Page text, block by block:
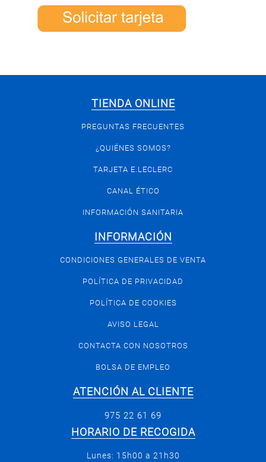
TIENDA ONLINE
PREGUNTAS FRECUENTES
¿QUIÉNES SOMOS?
TARJETA E.LECLERC
CANAL ÉTICO
INFORMACIÓN SANITARIA
INFORMACIÓN
CONDICIONES GENERALES DE VENTA
POLÍTICA DE PRIVACIDAD
POLÍTICA DE COOKIES
AVISO LEGAL
CONTACTA CON NOSOTROS
BOLSA DE EMPLEO
ATENCIÓN AL CLIENTE
975 22 61 69
HORARIO DE RECOGIDA
Lunes: 15h00 a 21h30